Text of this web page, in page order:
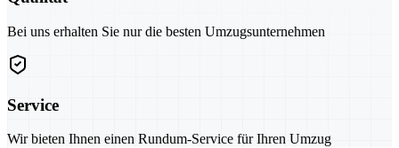
Bei uns erhalten Sie nur die besten Umzugsunternehmen
Service
Wir bieten Ihnen einen Rundum-Service für Ihren Umzug